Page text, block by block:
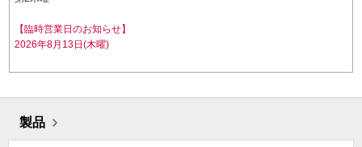
【臨時営業日のお知らせ】
2026年8月13日(木曜)
製品